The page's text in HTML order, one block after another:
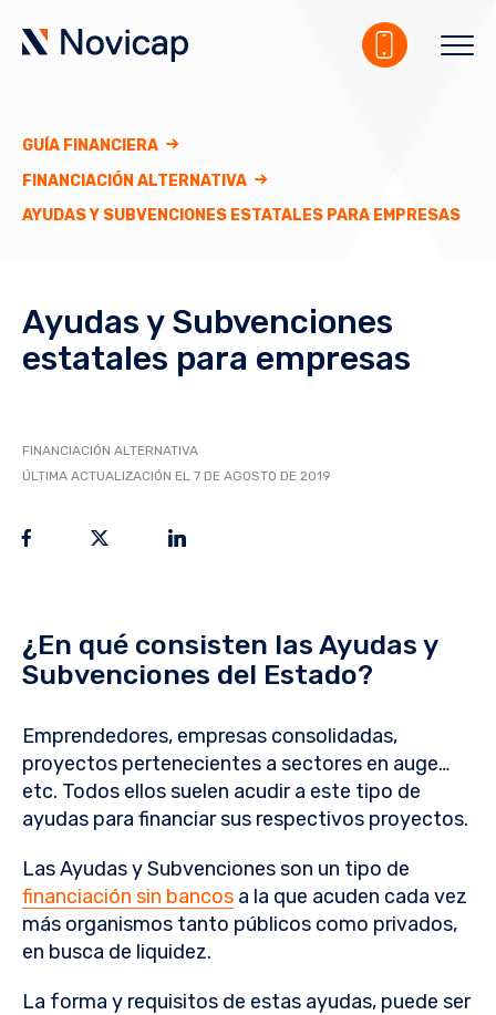
GUÍA FINANCIERA
FINANCIACIÓN ALTERNATIVA
AYUDAS Y SUBVENCIONES ESTATALES PARA EMPRESAS
Ayudas y Subvenciones
estatales para empresas
FINANCIACIÓN ALTERNATIVA
ÚLTIMA ACTUALIZACIÓN EL 7 DE AGOSTO DE 2019
¿En qué consisten las Ayudas y
Subvenciones del Estado?
Emprendedores, empresas consolidadas,
proyectos pertenecientes a sectores en auge…
etc. Todos ellos suelen acudir a este tipo de
ayudas para financiar sus respectivos proyectos.
Las Ayudas y Subvenciones son un tipo de
financiación sin bancos a la que acuden cada vez
más organismos tanto públicos como privados,
en busca de liquidez.
La forma y requisitos de estas ayudas, puede ser